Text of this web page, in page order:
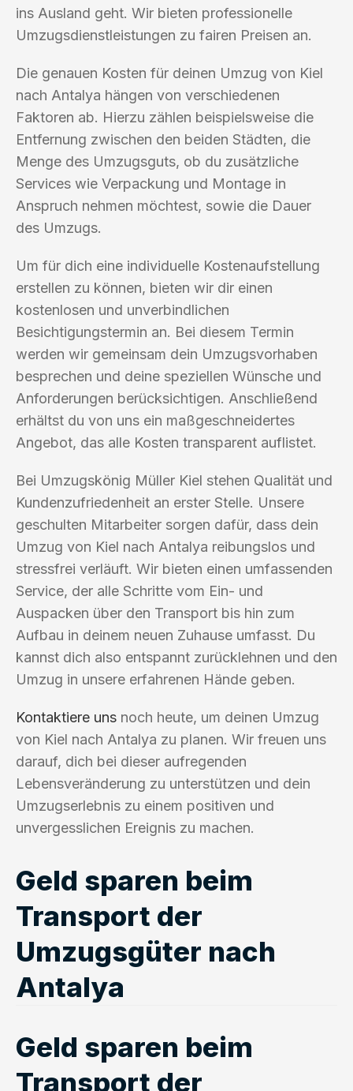
ins Ausland geht. Wir bieten professionelle
Umzugsdienstleistungen zu fairen Preisen an.
Die genauen Kosten für deinen Umzug von Kiel
nach Antalya hängen von verschiedenen
Faktoren ab. Hierzu zählen beispielsweise die
Entfernung zwischen den beiden Städten, die
Menge des Umzugsguts, ob du zusätzliche
Services wie Verpackung und Montage in
Anspruch nehmen möchtest, sowie die Dauer
des Umzugs.
Um für dich eine individuelle Kostenaufstellung
erstellen zu können, bieten wir dir einen
kostenlosen und unverbindlichen
Besichtigungstermin an. Bei diesem Termin
werden wir gemeinsam dein Umzugsvorhaben
besprechen und deine speziellen Wünsche und
Anforderungen berücksichtigen. Anschließend
erhältst du von uns ein maßgeschneidertes
Angebot, das alle Kosten transparent auflistet.
Bei Umzugskönig Müller Kiel stehen Qualität und
Kundenzufriedenheit an erster Stelle. Unsere
geschulten Mitarbeiter sorgen dafür, dass dein
Umzug von Kiel nach Antalya reibungslos und
stressfrei verläuft. Wir bieten einen umfassenden
Service, der alle Schritte vom Ein- und
Auspacken über den Transport bis hin zum
Aufbau in deinem neuen Zuhause umfasst. Du
kannst dich also entspannt zurücklehnen und den
Umzug in unsere erfahrenen Hände geben.
Kontaktiere uns noch heute, um deinen Umzug
von Kiel nach Antalya zu planen. Wir freuen uns
darauf, dich bei dieser aufregenden
Lebensveränderung zu unterstützen und dein
Umzugserlebnis zu einem positiven und
unvergesslichen Ereignis zu machen.
Geld sparen beim
Transport der
Umzugsgüter nach
Antalya
Geld sparen beim
Transport der